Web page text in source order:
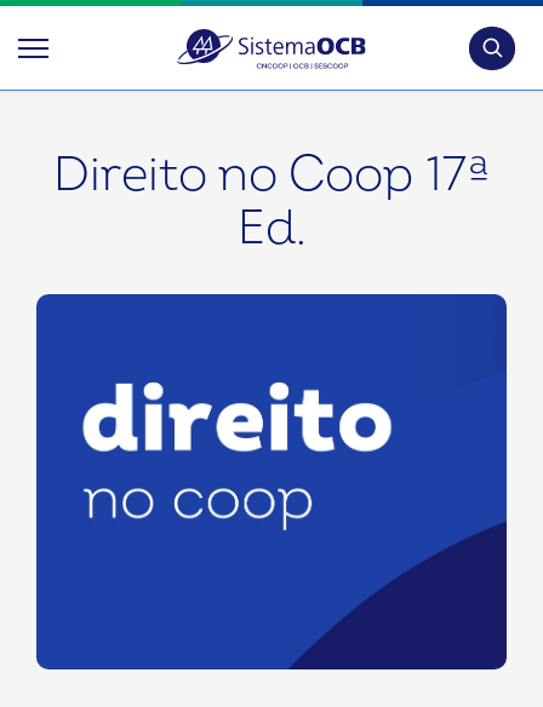
Direito no Coop 17ª
Ed.